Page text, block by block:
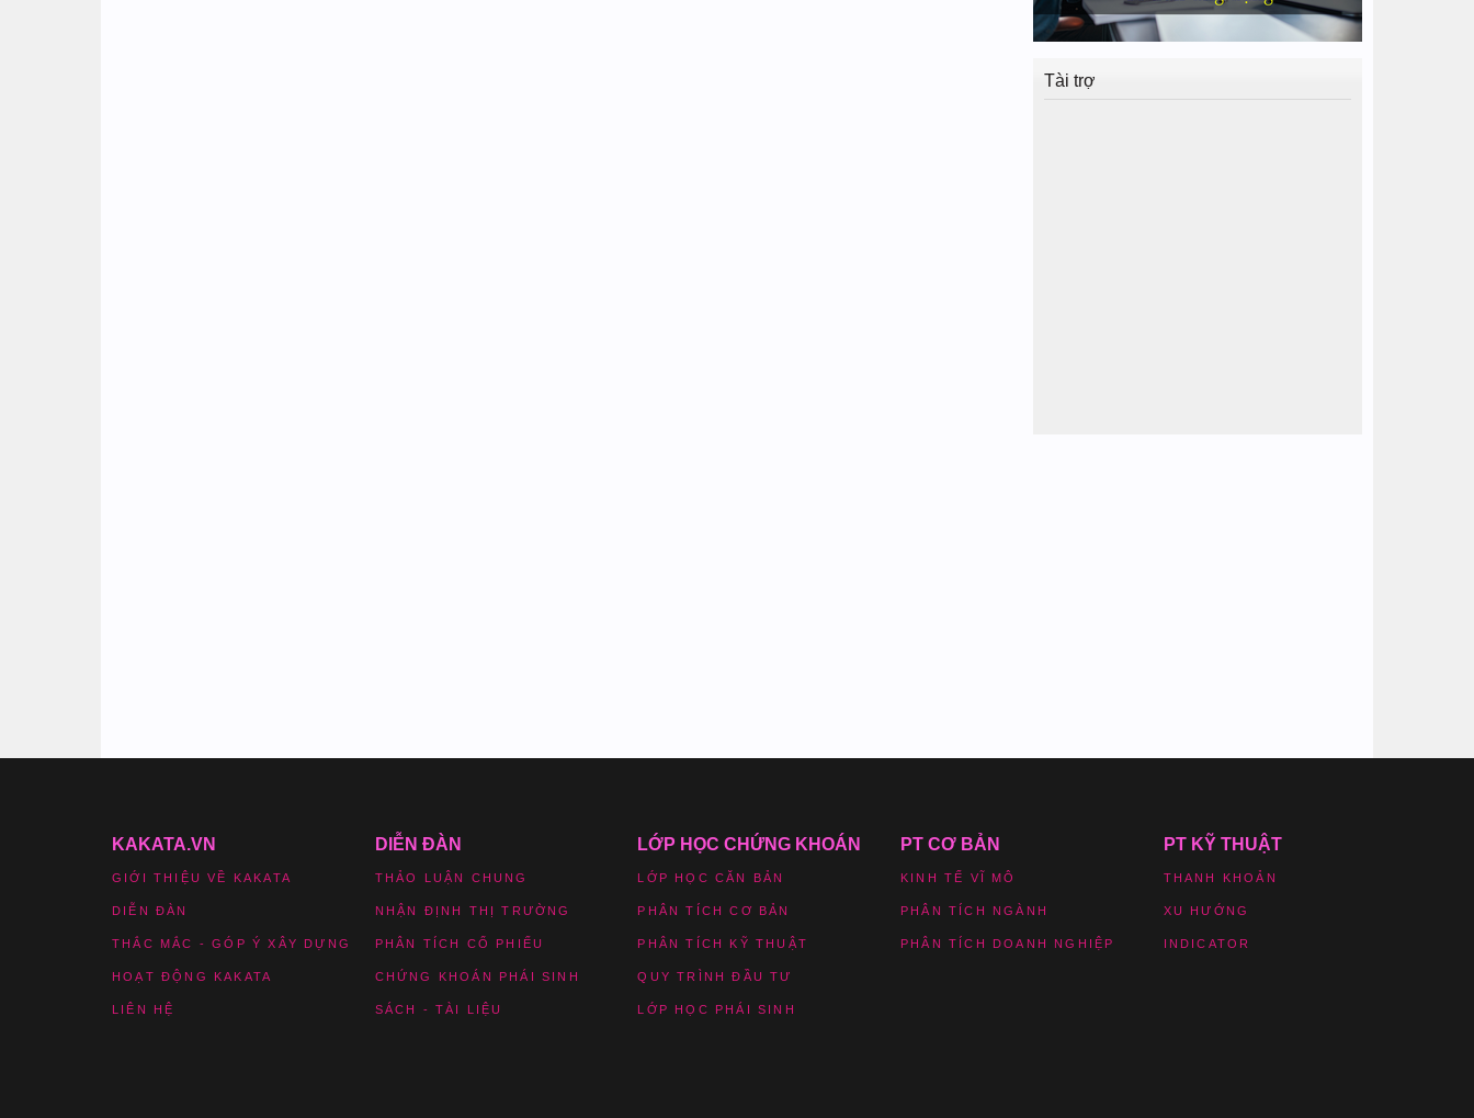
Tài trợ
KAKATA.VN
GIỚI THIỆU VỀ KAKATA
DIỄN ĐÀN
THẮC MẮC - GÓP Ý XÂY DỰNG
HOẠT ĐỘNG KAKATA
LIÊN HỆ
DIỄN ĐÀN
THẢO LUẬN CHUNG
NHẬN ĐỊNH THỊ TRƯỜNG
PHÂN TÍCH CỔ PHIẾU
CHỨNG KHOÁN PHÁI SINH
SÁCH - TÀI LIỆU
LỚP HỌC CHỨNG KHOÁN
LỚP HỌC CĂN BẢN
PHÂN TÍCH CƠ BẢN
PHÂN TÍCH KỸ THUẬT
QUY TRÌNH ĐẦU TƯ
LỚP HỌC PHÁI SINH
PT CƠ BẢN
KINH TẾ VĨ MÔ
PHÂN TÍCH NGÀNH
PHÂN TÍCH DOANH NGHIỆP
PT KỸ THUẬT
THANH KHOẢN
XU HƯỚNG
INDICATOR